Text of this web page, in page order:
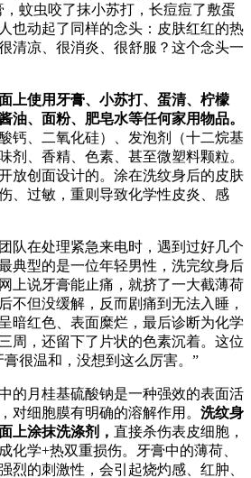
蚊虫咬了抹小苏打，长痘痘了敷蛋
也动起了同样的念头：皮肤红红的热
清凉、很消炎、很舒服？这个念头一
上使用牙膏、小苏打、蛋清、柠檬
油、面粉、肥皂水等任何家用物品。
钙、二氧化硅）、发泡剂（十二烷基
剂、香精、色素、甚至微塑料颗粒。
放创面设计的。涂在洗纹身后的皮肤
、过敏，重则导致化学性皮炎、感
队在处理紧急来电时，遇到过好几个
典型的是一位年轻男性，洗完纹身后
上说牙膏能止痛，就挤了一大截薄荷
不但没缓解，反而剧痛到无法入睡，
暗红色、表面糜烂，最后诊断为化学
周，还留下了片状的色素沉着。这位
很温和，没想到这么厉害。”
的月桂基硫酸钠是一种强效的表面活
对细胞膜有明确的溶解作用。 洗纹身
上涂抹洗涤剂， 直接杀伤表皮细胞，
化学+热双重损伤。牙膏中的薄荷、
烈的刺激性，会引起烧灼感、红肿、